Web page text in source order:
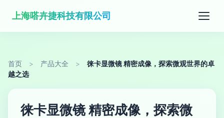
上海嗒卉捷科技有限公司
首页 > 产品大全 >
徕卡显微镜 精密成像，探索微观世界的卓
越之选
徕卡显微镜 精密成像，探索微